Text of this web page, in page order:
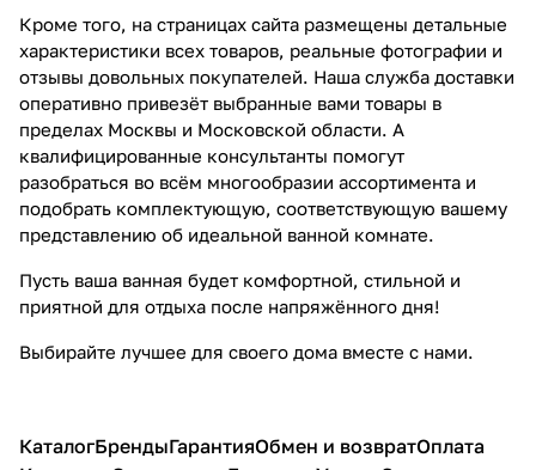
Кроме того, на страницах сайта размещены детальные
характеристики всех товаров, реальные фотографии и
отзывы довольных покупателей. Наша служба доставки
оперативно привезёт выбранные вами товары в
пределах Москвы и Московской области. А
квалифицированные консультанты помогут
разобраться во всём многообразии ассортимента и
подобрать комплектующую, соответствующую вашему
представлению об идеальной ванной комнате.
Пусть ваша ванная будет комфортной, стильной и
приятной для отдыха после напряжённого дня!
Выбирайте лучшее для своего дома вместе с нами.
КаталогБрендыГарантияОбмен и возвратОплата